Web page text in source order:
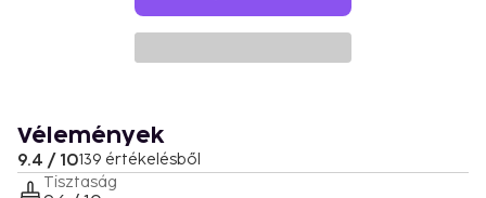
Vélemények
9.4 / 10139 értékelésből
Tisztaság